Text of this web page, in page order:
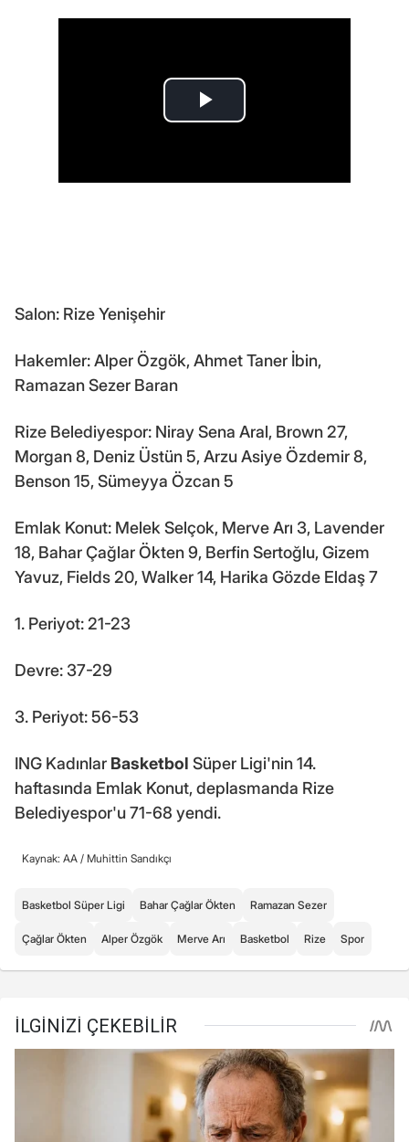
Salon: Rize Yenişehir
Hakemler: Alper Özgök, Ahmet Taner İbin,
Ramazan Sezer Baran
Rize Belediyespor: Niray Sena Aral, Brown 27,
Morgan 8, Deniz Üstün 5, Arzu Asiye Özdemir 8,
Benson 15, Sümeyya Özcan 5
Emlak Konut: Melek Selçok, Merve Arı 3, Lavender
18, Bahar Çağlar Ökten 9, Berfin Sertoğlu, Gizem
Yavuz, Fields 20, Walker 14, Harika Gözde Eldaş 7
1. Periyot: 21-23
Devre: 37-29
3. Periyot: 56-53
ING Kadınlar Basketbol Süper Ligi'nin 14.
haftasında Emlak Konut, deplasmanda Rize
Belediyespor'u 71-68 yendi.
Kaynak: AA / Muhittin Sandıkçı
Basketbol Süper Ligi Bahar Çağlar Ökten Ramazan Sezer
Çağlar Ökten Alper Özgök Merve Arı Basketbol Rize Spor